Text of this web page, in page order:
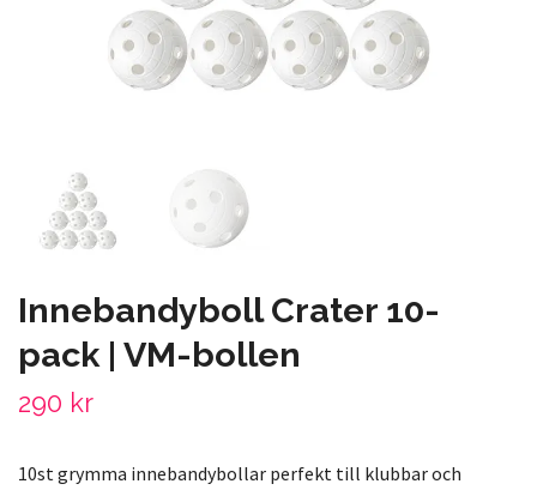
Innebandyboll Crater 10-
pack | VM-bollen
290 kr
10st grymma innebandybollar perfekt till klubbar och